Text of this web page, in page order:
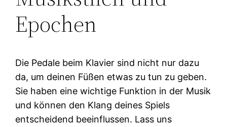
Epochen
Die Pedale beim Klavier sind nicht nur dazu
da, um deinen Füßen etwas zu tun zu geben.
Sie haben eine wichtige Funktion in der Musik
und können den Klang deines Spiels
entscheidend beeinflussen. Lass uns